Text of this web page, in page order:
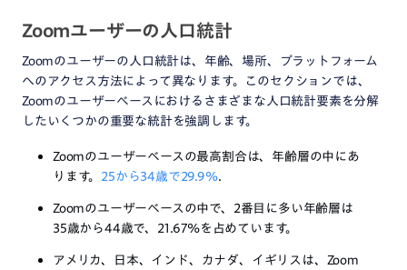
Zoomユーザーの人口統計
Zoomのユーザーの人口統計は、年齢、場所、プラットフォーム
へのアクセス方法によって異なります。このセクションでは、
Zoomのユーザーベースにおけるさまざまな人口統計要素を分解
したいくつかの重要な統計を強調します。
Zoomのユーザーベースの最高割合は、年齢層の中にあ
ります。 25から34歳で29.9%.
Zoomのユーザーベースの中で、2番目に多い年齢層は
35歳から44歳で、21.67%を占めています。
アメリカ、日本、インド、カナダ、イギリスは、Zoom